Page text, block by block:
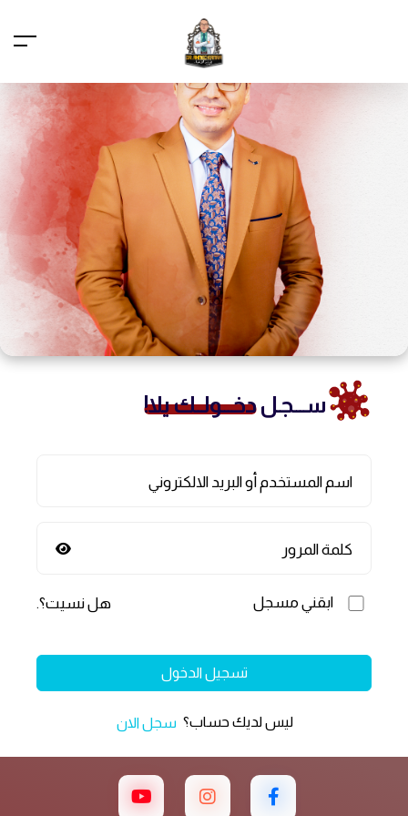
ســـجـلدخـــولــك يلا!
اسم المستخدم أو البريد الالكتروني
كلمة المرور
ابقني مسجل هل نسيت؟.
تسجيل الدخول
ليس لديك حساب؟ سجل الان